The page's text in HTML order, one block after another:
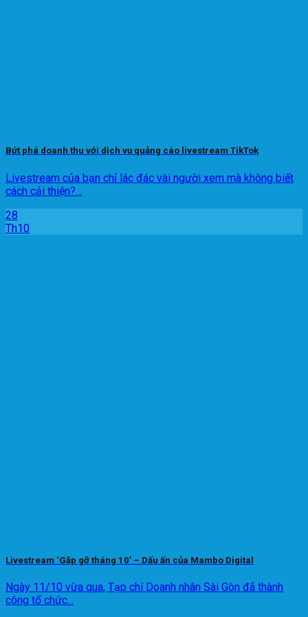
Bứt phá doanh thu với dịch vụ quảng cáo livestream TikTok
Livestream của bạn chỉ lác đác vài người xem mà không biết
cách cải thiện?...
28
Th10
Livestream ‘Gặp gỡ tháng 10’ – Dấu ấn của Mambo Digital
Ngày 11/10 vừa qua, Tạp chí Doanh nhân Sài Gòn đã thành
công tổ chức...